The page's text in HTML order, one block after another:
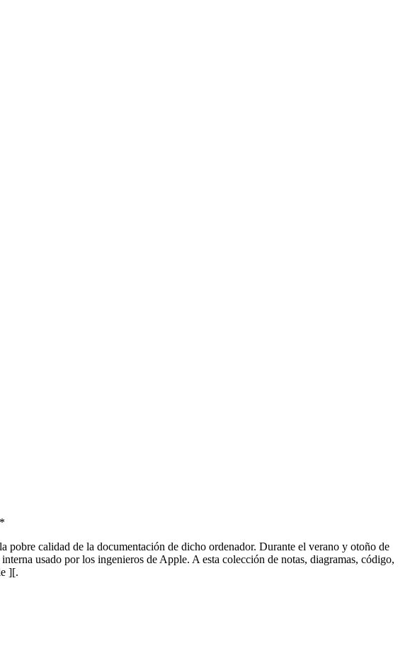
pobre calidad de la documentación de dicho ordenador. Durante el verano y otoño de
usado por los ingenieros de Apple. A esta colección de notas, diagramas, código,
][.